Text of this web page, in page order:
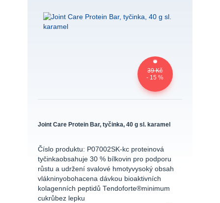
39 Kč
- 15 %
Joint Care Protein Bar, tyčinka, 40 g sl. karamel
Číslo produktu: P07002SK-kc proteinová
tyčinkaobsahuje 30 % bílkovin pro podporu
růstu a udržení svalové hmotyvysoký obsah
vlákninyobohacena dávkou bioaktivních
kolagenních peptidů Tendoforte®minimum
cukrůbez lepku